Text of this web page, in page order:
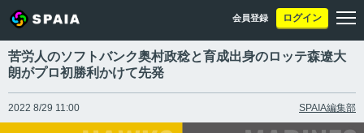
会員登録 ログイン
苦労人のソフトバンク奥村政稔と育成出身のロッテ森遼大
朗がプロ初勝利かけて先発
2022 8/29 11:00 SPAIA編集部